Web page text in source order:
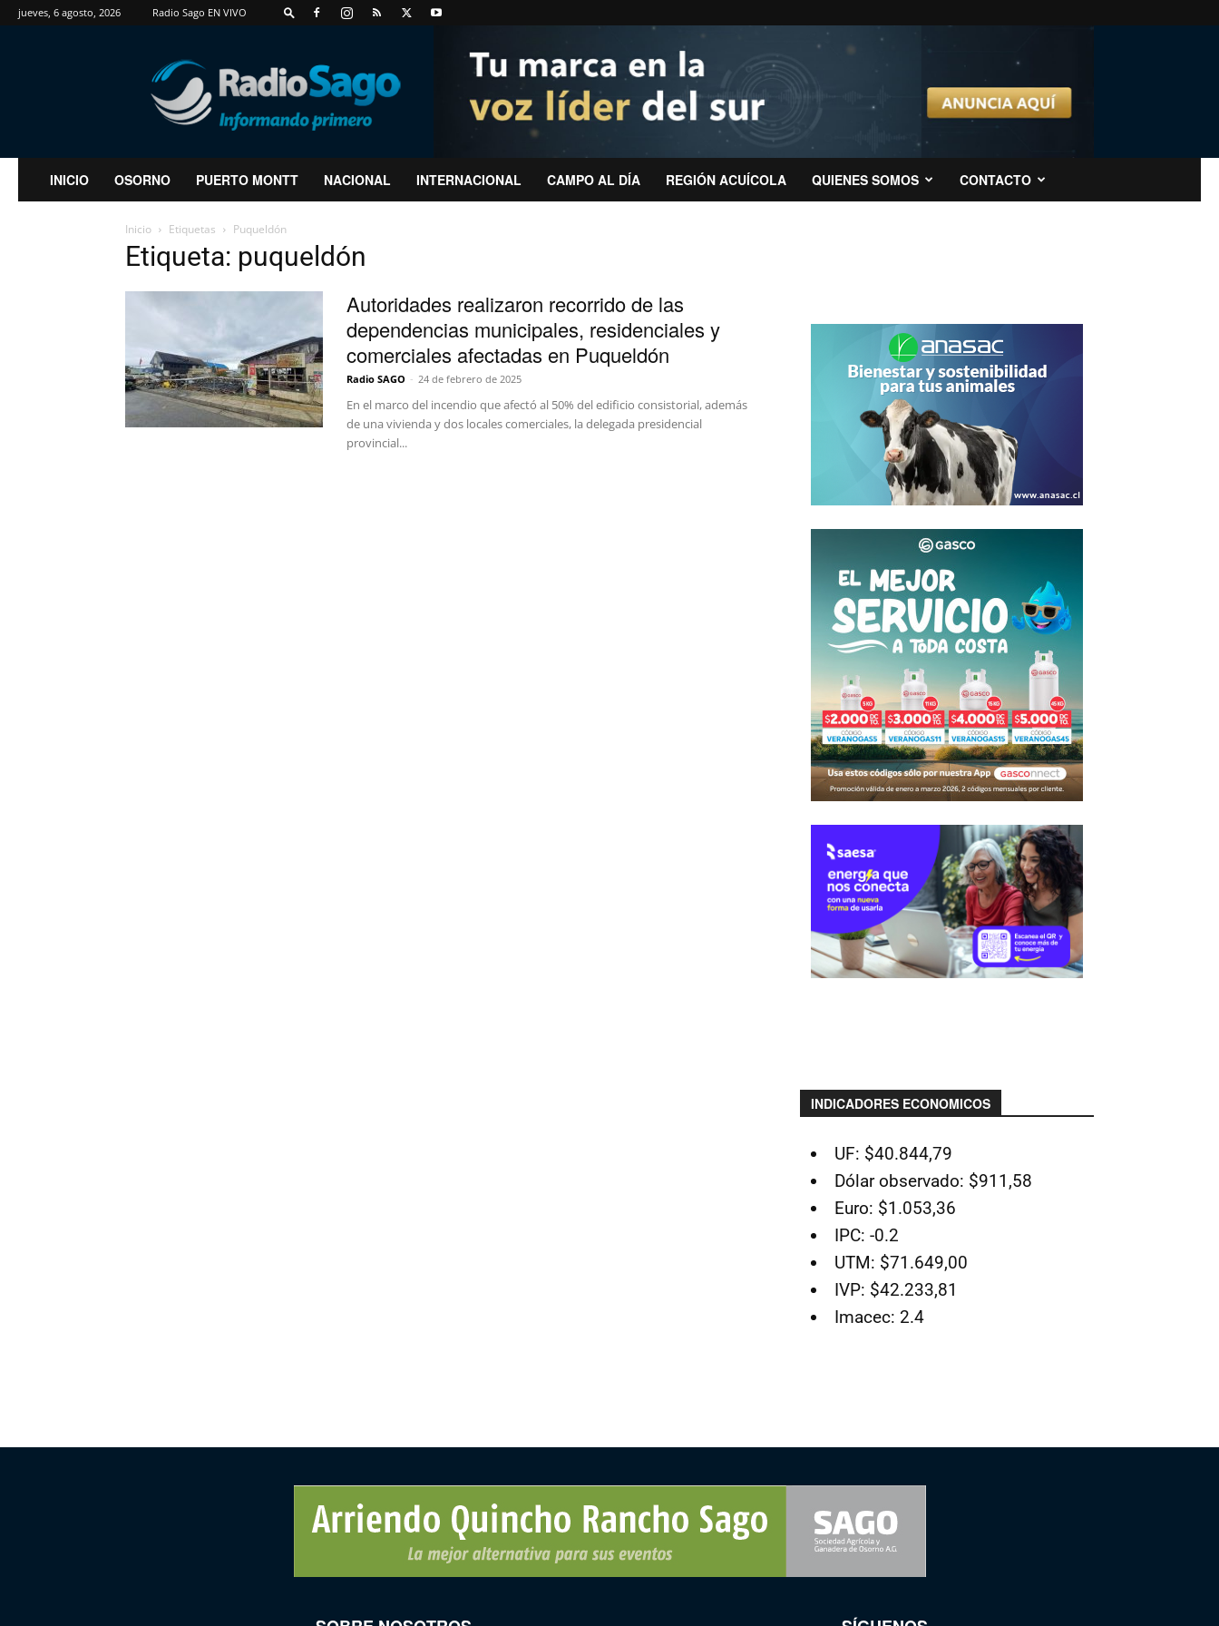
jueves, 6 agosto, 2026 Radio Sago EN VIVO
RadioSago
INICIO OSORNO PUERTO MONTT NACIONAL INTERNACIONAL CAMPO AL DÍA REGIÓN ACUÍCOLA QUIENES SOMOS CONTACTO
Inicio Etiquetas Puqueldón
Etiqueta: puqueldón
Autoridades realizaron recorrido de las
dependencias municipales, residenciales y
comerciales afectadas en Puqueldón
Radio SAGO - 24 de febrero de 2025
En el marco del incendio que afectó al 50% del edificio consistorial, además
de una vivienda y dos locales comerciales, la delegada presidencial
provincial...
INDICADORES ECONOMICOS
UF: $40.844,79
Dólar observado: $911,58
Euro: $1.053,36
IPC: -0.2
UTM: $71.649,00
IVP: $42.233,81
Imacec: 2.4